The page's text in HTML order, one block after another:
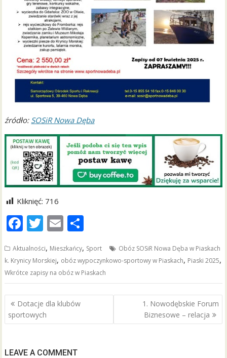
źródło: SOSiR Nowa Dęba
Kliknięć: 716
F
ac
e
b
o
o
k
T
w
itt
er
E
m
ai
l
ar
e
Aktualności, Mieszkańcy, Sport
Obóz SOSiR Nowa Dęba w Piaskach
k. Krynicy Morskiej, obóz wypoczynkowo-sportowy w Piaskach, Piaski 2025,
Wkrótce zapisy na obóz w Piaskach
Nawigacja
wpisu
Dotacje dla klubów
sportowych
1. Nowodębskie Forum
Biznesowe – relacja
LEAVE A COMMENT